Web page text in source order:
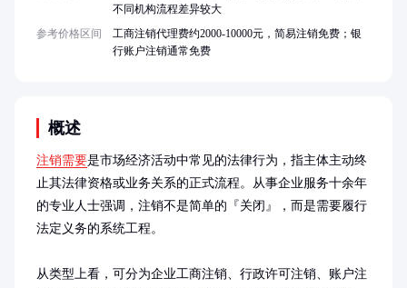
概述
注销需要是市场经济活动中常见的法律行为，指主体主动终
止其法律资格或业务关系的正式流程。从事企业服务十余年
的专业人士强调，注销不是简单的『关闭』，而是需要履行
法定义务的系统工程。
从类型上看，可分为企业工商注销、行政许可注销、账户注
不同机构流程差异较大
参考价格区间
工商注销代理费约2000-10000元，简易注销免费；银
行账户注销通常免费